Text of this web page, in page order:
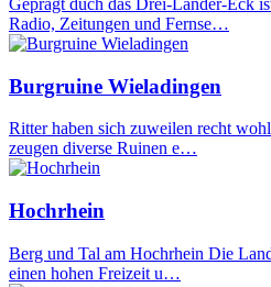
Geprägt duch das Drei-Länder-Eck
Radio, Zeitungen und Fernse…
Burgruine Wieladingen
Ritter haben sich zuweilen recht
zeugen diverse Ruinen e…
Hochrhein
Berg und Tal am Hochrhein Die
einen hohen Freizeit u…